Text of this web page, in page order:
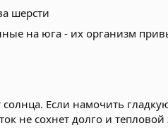
шерсти
на юга - их организм
Если намочить
не сохнет долго и